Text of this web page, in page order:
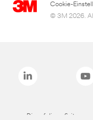
Cookie-
© 3M 2026.
Die auf dieser Seite